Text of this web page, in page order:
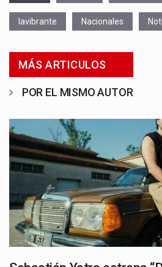
lavibrante Nacionales
MÁS ARTICULOS
POR EL MISMO AUTOR